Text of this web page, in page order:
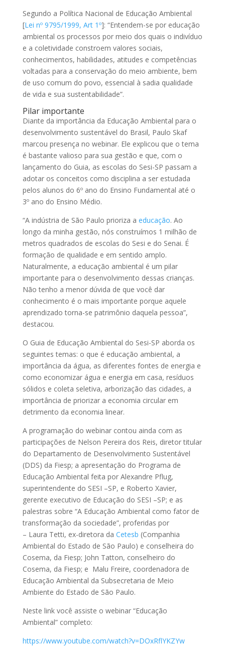
Segundo a Política Nacional de Educação Ambiental
[Lei nº 9795/1999, Art 1º]: “Entendem-se por educação
ambiental os processos por meio dos quais o indivíduo
e a coletividade constroem valores sociais,
conhecimentos, habilidades, atitudes e competências
voltadas para a conservação do meio ambiente, bem
de uso comum do povo, essencial à sadia qualidade
de vida e sua sustentabilidade”.
Pilar importante
Diante da importância da Educação Ambiental para o
desenvolvimento sustentável do Brasil, Paulo Skaf
marcou presença no webinar. Ele explicou que o tema
é bastante valioso para sua gestão e que, com o
lançamento do Guia, as escolas do Sesi-SP passam a
adotar os conceitos como disciplina a ser estudada
pelos alunos do 6º ano do Ensino Fundamental até o
3º ano do Ensino Médio.
“A indústria de São Paulo prioriza a educação. Ao
longo da minha gestão, nós construímos 1 milhão de
metros quadrados de escolas do Sesi e do Senai. É
formação de qualidade e em sentido amplo.
Naturalmente, a educação ambiental é um pilar
importante para o desenvolvimento dessas crianças.
Não tenho a menor dúvida de que você dar
conhecimento é o mais importante porque aquele
aprendizado torna-se patrimônio daquela pessoa”,
destacou.
O Guia de Educação Ambiental do Sesi-SP aborda os
seguintes temas: o que é educação ambiental, a
importância da água, as diferentes fontes de energia e
como economizar água e energia em casa, resíduos
sólidos e coleta seletiva, arborização das cidades, a
importância de priorizar a economia circular em
detrimento da economia linear.
A programação do webinar contou ainda com as
participações de Nelson Pereira dos Reis, diretor titular
do Departamento de Desenvolvimento Sustentável
(DDS) da Fiesp; a apresentação do Programa de
Educação Ambiental feita por Alexandre Pflug,
superintendente do SESI –SP, e Roberto Xavier,
gerente executivo de Educação do SESI –SP; e as
palestras sobre “A Educação Ambiental como fator de
transformação da sociedade”, proferidas por
– Laura Tetti, ex-diretora da Cetesb (Companhia
Ambiental do Estado de São Paulo) e conselheira do
Cosema, da Fiesp; John Tatton, conselheiro do
Cosema, da Fiesp; e Malu Freire, coordenadora de
Educação Ambiental da Subsecretaria de Meio
Ambiente do Estado de São Paulo.
Neste link você assiste o webinar “Educação
Ambiental” completo:
https://www.youtube.com/watch?v=DOxRflYKZYw